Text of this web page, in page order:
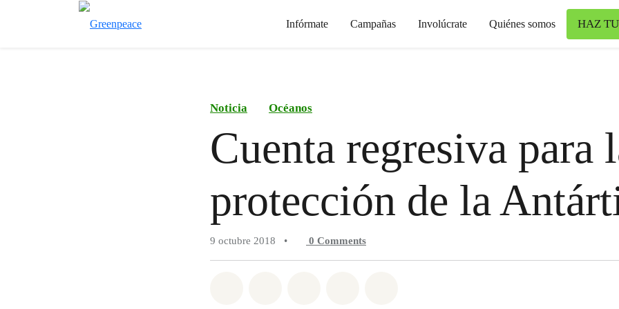
Infórmate Campañas Involúcrate Quiénes somos HAZ
Noticia Océanos
Cuenta regresiva para
protección de la
9 octubre 2018 • 0 Comments